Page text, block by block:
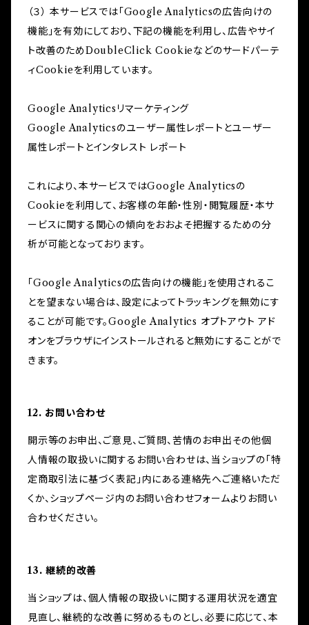
（３） 本サービスでは「Google Analyticsの広告向けの
機能」を有効にしており、下記の機能を利用し、広告やサイ
ト改善のためDoubleClick Cookieなどのサードパーテ
ィCookieを利用しています。
Google Analyticsリマーケティング
Google Analyticsのユーザー属性レポートとユーザー
属性レポートとインタレスト レポート
これにより、本サービスではGoogle Analyticsの
Cookieを利用して、お客様の年齢・性別・閲覧履歴・本サ
ービスに関する関心の傾向をおおよそ把握するための分
析が可能となっております。
「Google Analyticsの広告向けの機能」を使用されるこ
とを望まない場合は、設定によってトラッキングを無効にす
ることが可能です。Google Analytics オプトアウト アド
オンをブラウザにインストールされると無効にすることがで
きます。
12. お問い合わせ
開示等のお申出、ご意見、ご質問、苦情のお申出その他個
人情報の取扱いに関するお問い合わせは、当ショップの「特
定商取引法に基づく表記」内にある連絡先へご連絡いただ
くか、ショップページ内のお問い合わせフォームよりお問い
合わせください。
13. 継続的改善
当ショップは、個人情報の取扱いに関する運用状況を適宜
見直し、継続的な改善に努めるものとし、必要に応じて、本